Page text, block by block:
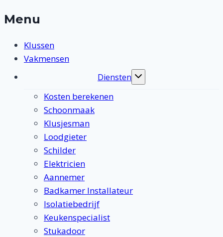
Menu
Klussen
Vakmensen
Diensten
Toggle
Kosten berekenen
Schoonmaak
Klusjesman
Loodgieter
Schilder
Elektricien
Aannemer
Badkamer Installateur
Isolatiebedrijf
Keukenspecialist
Stukadoor